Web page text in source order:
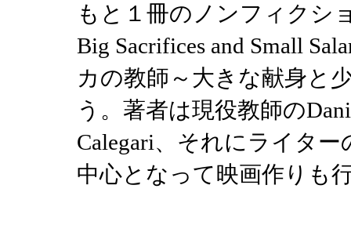
もと１冊のノンフィクシ
Big Sacrifices and Small
カの教師～大きな献身と
う。著者は現役教師の
Calegari、それにライター
中心となって映画作り